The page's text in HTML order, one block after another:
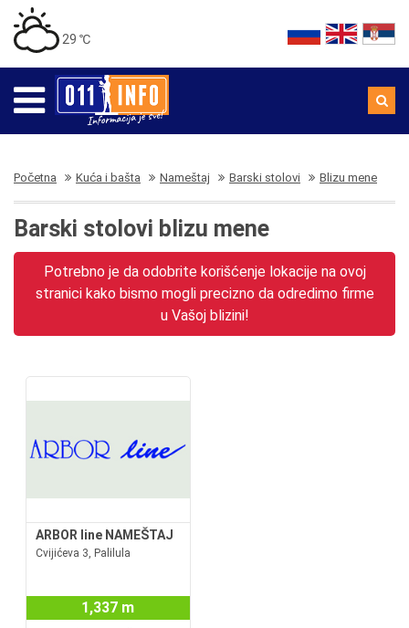
29 ℃
Početna Kuća i bašta Nameštaj Barski stolovi Blizu mene
Barski stolovi blizu mene
Potrebno je da odobrite korišćenje lokacije na ovoj
stranici kako bismo mogli precizno da odredimo firme
u Vašoj blizini!
ARBOR line NAMEŠTAJ
Cvijićeva 3, Palilula
1,337 m